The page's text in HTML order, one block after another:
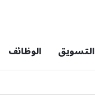
التسويق الوظائف